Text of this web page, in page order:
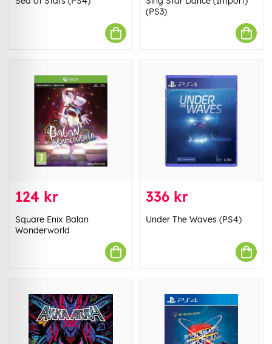
(PS3)
124 kr
Square Enix Balan
Wonderworld
336 kr
Under The Waves (PS4)